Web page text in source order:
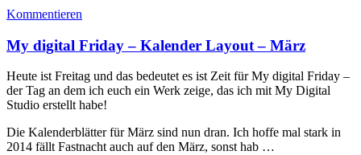
Kommentieren
My digital Friday – Kalender Layout – März
Heute ist Freitag und das bedeutet es ist Zeit für My digital Friday –
der Tag an dem ich euch ein Werk zeige, das ich mit My Digital
Studio erstellt habe!
Die Kalenderblätter für März sind nun dran. Ich hoffe mal stark in
2014 fällt Fastnacht auch auf den März, sonst hab …